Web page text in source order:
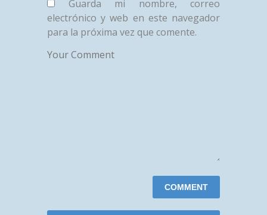
Guarda mi nombre, correo
electrónico y web en este navegador
para la próxima vez que comente.